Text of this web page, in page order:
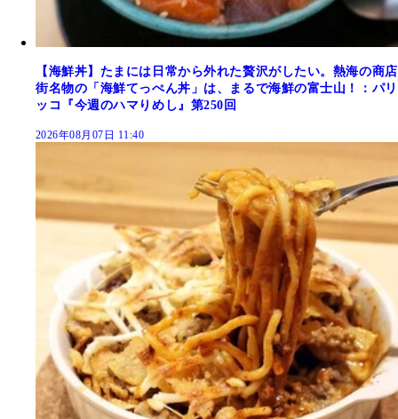
【海鮮丼】たまには日常から外れた贅沢がしたい。熱海の商店
街名物の「海鮮てっぺん丼」は、まるで海鮮の富士山！：パリ
ッコ『今週のハマりめし』第250回
2026年08月07日 11:40